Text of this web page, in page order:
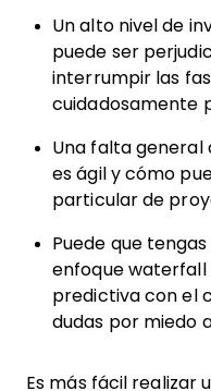
Un alto nivel de
puede ser
interrumpir las
cuidadosamente
Una falta general
es ágil y cómo
particular de
Puede que
enfoque
predictiva con el
dudas por miedo
Es más fácil realizar